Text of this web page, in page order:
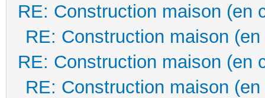
RE: Construction maison (en
RE: Construction maison
RE: Construction maison (en
RE: Construction maison